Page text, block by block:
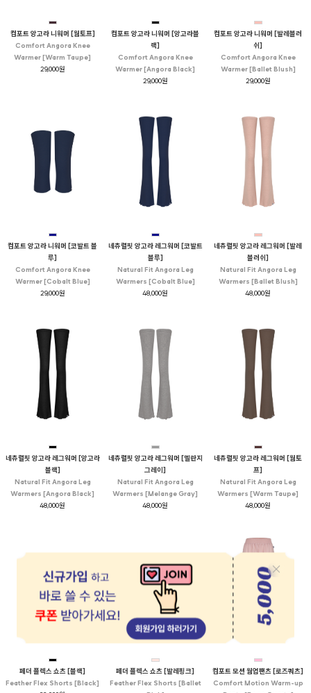
컴포트 앙고라 니워머 [웜토프]
Comfort Angora Knee
Warmer [Warm Taupe]
29,000원
컴포트 앙고라 니워머 [앙고라블
랙]
Comfort Angora Knee
Warmer [Angora Black]
29,000원
컴포트 앙고라 니워머 [발레블러
쉬]
Comfort Angora Knee
Warmer [Ballet Blush]
29,000원
컴포트 앙고라 니워머 [코발트 블
루]
Comfort Angora Knee
Warmer [Cobalt Blue]
29,000원
네츄럴핏 앙고라 레그워머 [코발트
블루]
Natural Fit Angora Leg
Warmers [Cobalt Blue]
48,000원
네츄럴핏 앙고라 레그워머 [발레
블러쉬]
Natural Fit Angora Leg
Warmers [Ballet Blush]
48,000원
네츄럴핏 앙고라 레그워머 [앙고라
블랙]
Natural Fit Angora Leg
Warmers [Angora Black]
48,000원
네츄럴핏 앙고라 레그워머 [멜란지
그레이]
Natural Fit Angora Leg
Warmers [Melange Gray]
48,000원
네츄럴핏 앙고라 레그워머 [웜토
프]
Natural Fit Angora Leg
Warmers [Warm Taupe]
48,000원
페더 플렉스 쇼츠 [블랙]
Feather Flex Shorts [Black]
페더 플렉스 쇼츠 [발레핑크]
Feather Flex Shorts [Ballet
컴포트 모션 웜업팬츠 [로즈쿼츠]
Comfort Motion Warm-up